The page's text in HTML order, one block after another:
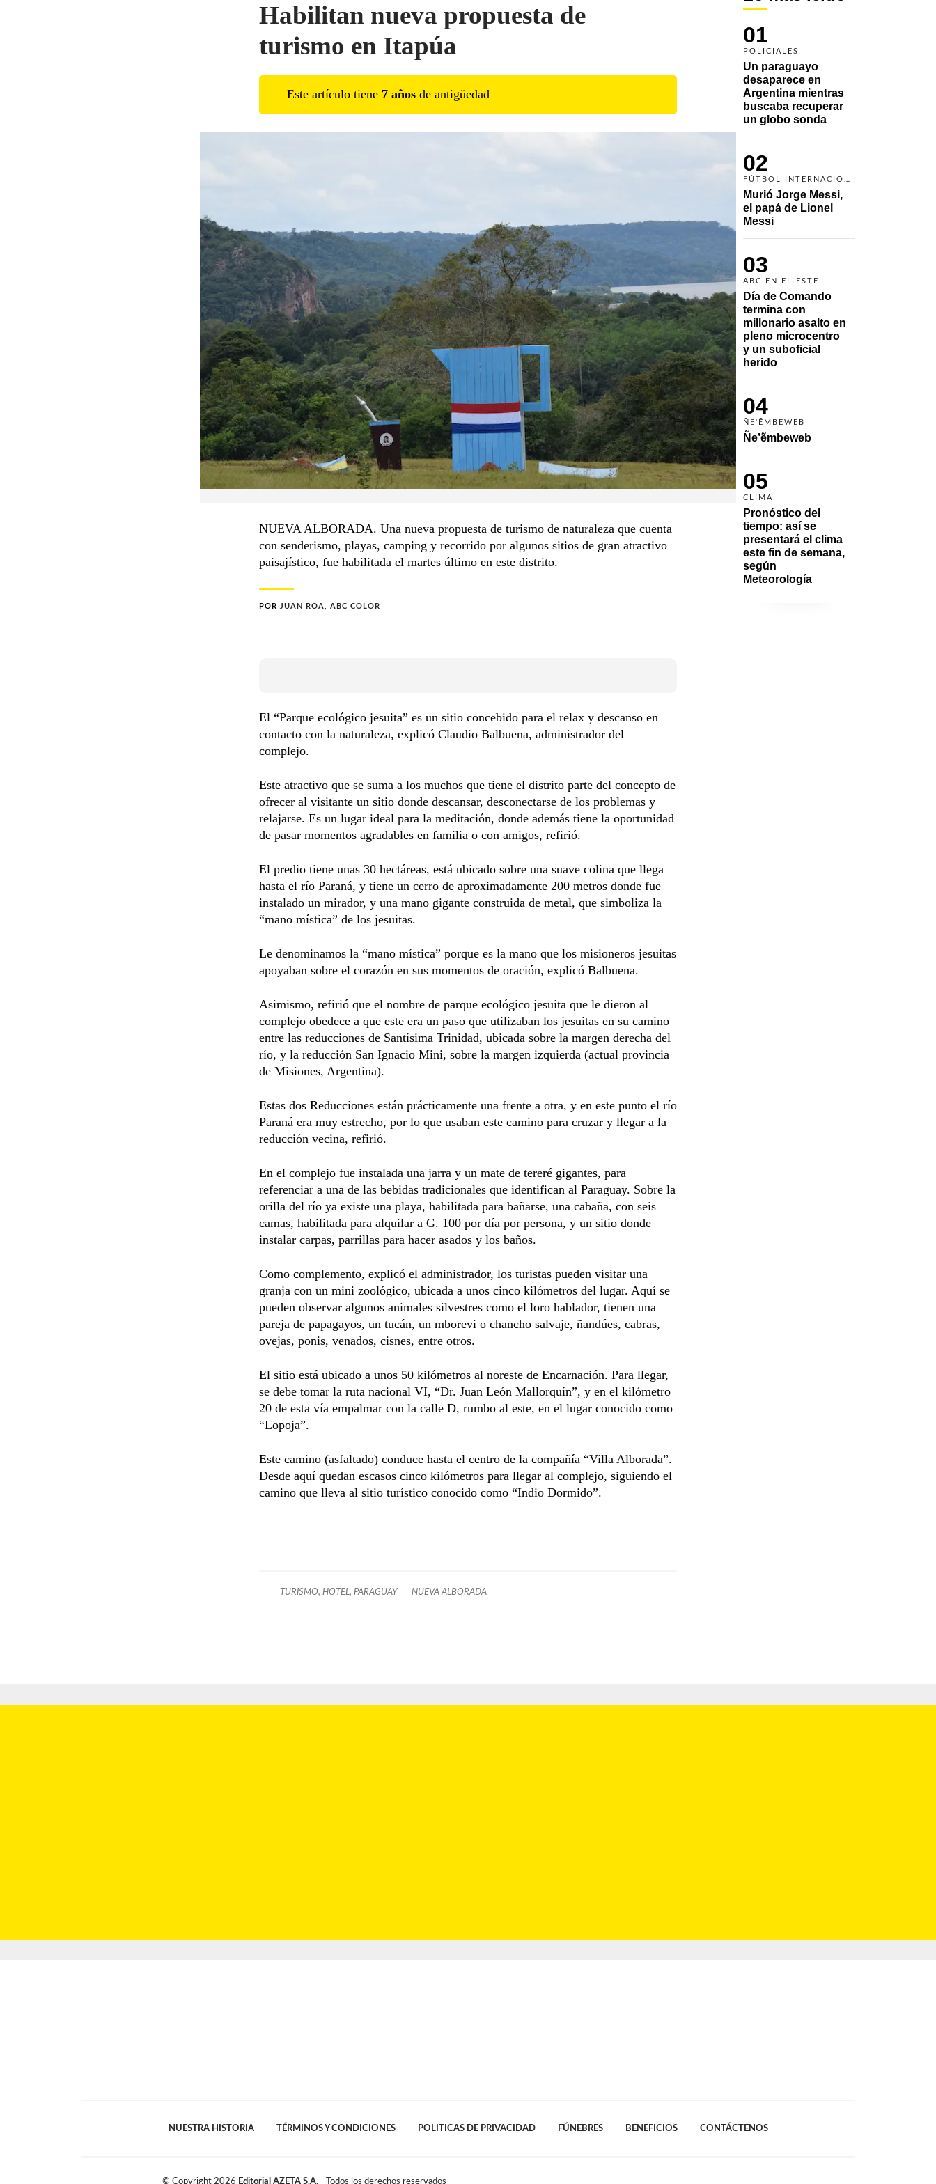
01
POLICIALES
Un paraguayo
desaparece en
Argentina mientras
buscaba recuperar
un globo sonda
02
Murió Jorge Messi,
el papá de Lionel
Messi
03
ABC EN EL ESTE
Día de Comando
termina con
millonario asalto en
pleno microcentro
y un suboficial
herido
04
ÑE'ẼMBEWEB
Ñe’ẽmbeweb
05
CLIMA
Pronóstico del
tiempo: así se
presentará el clima
este fin de semana,
según
Meteorología
Habilitan nueva propuesta de
turismo en Itapúa
Este artículo tiene 7 años de antigüedad
NUEVA ALBORADA. Una nueva propuesta de turismo de naturaleza que cuenta
con senderismo, playas, camping y recorrido por algunos sitios de gran atractivo
paisajístico, fue habilitada el martes último en este distrito.
POR JUAN ROA, ABC COLOR
El “Parque ecológico jesuita” es un sitio concebido para el relax y descanso en
contacto con la naturaleza, explicó Claudio Balbuena, administrador del
complejo.
Este atractivo que se suma a los muchos que tiene el distrito parte del concepto de
ofrecer al visitante un sitio donde descansar, desconectarse de los problemas y
relajarse. Es un lugar ideal para la meditación, donde además tiene la oportunidad
de pasar momentos agradables en familia o con amigos, refirió.
El predio tiene unas 30 hectáreas, está ubicado sobre una suave colina que llega
hasta el río Paraná, y tiene un cerro de aproximadamente 200 metros donde fue
instalado un mirador, y una mano gigante construida de metal, que simboliza la
“mano mística” de los jesuitas.
Le denominamos la “mano mística” porque es la mano que los misioneros jesuitas
apoyaban sobre el corazón en sus momentos de oración, explicó Balbuena.
Asimismo, refirió que el nombre de parque ecológico jesuita que le dieron al
complejo obedece a que este era un paso que utilizaban los jesuitas en su camino
entre las reducciones de Santísima Trinidad, ubicada sobre la margen derecha del
río, y la reducción San Ignacio Mini, sobre la margen izquierda (actual provincia
de Misiones, Argentina).
Estas dos Reducciones están prácticamente una frente a otra, y en este punto el río
Paraná era muy estrecho, por lo que usaban este camino para cruzar y llegar a la
reducción vecina, refirió.
En el complejo fue instalada una jarra y un mate de tereré gigantes, para
referenciar a una de las bebidas tradicionales que identifican al Paraguay. Sobre la
orilla del río ya existe una playa, habilitada para bañarse, una cabaña, con seis
camas, habilitada para alquilar a G. 100 por día por persona, y un sitio donde
instalar carpas, parrillas para hacer asados y los baños.
Como complemento, explicó el administrador, los turistas pueden visitar una
granja con un mini zoológico, ubicada a unos cinco kilómetros del lugar. Aquí se
pueden observar algunos animales silvestres como el loro hablador, tienen una
pareja de papagayos, un tucán, un mborevi o chancho salvaje, ñandúes, cabras,
ovejas, ponis, venados, cisnes, entre otros.
El sitio está ubicado a unos 50 kilómetros al noreste de Encarnación. Para llegar,
se debe tomar la ruta nacional VI, “Dr. Juan León Mallorquín”, y en el kilómetro
20 de esta vía empalmar con la calle D, rumbo al este, en el lugar conocido como
“Lopoja”.
Este camino (asfaltado) conduce hasta el centro de la compañía “Villa Alborada”.
Desde aquí quedan escasos cinco kilómetros para llegar al complejo, siguiendo el
camino que lleva al sitio turístico conocido como “Indio Dormido”.
TURISMO, HOTEL, PARAGUAY NUEVA ALBORADA
NUESTRA HISTORIA TÉRMINOS Y CONDICIONES POLITICAS DE PRIVACIDAD FÚNEBRES BENEFICIOS CONTÁCTENOS
© Copyright 2026 Editorial AZETA S.A. - Todos los derechos reservados